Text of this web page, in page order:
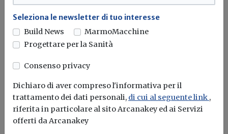
Seleziona le newsletter di tuo interesse
Build News
MarmoMacchine
Progettare per la Sanità
Consenso privacy
Dichiaro di aver compreso l'informativa per il
trattamento dei dati personali, di cui al seguente link ,
riferita in particolare al sito Arcanakey ed ai Servizi
offerti da Arcanakey